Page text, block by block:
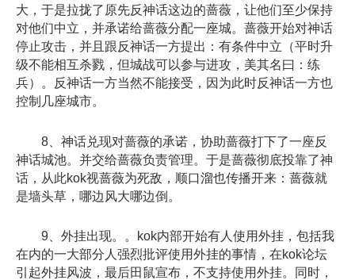
大，于是拉拢了原先反神话这边的蔷薇，让他们至少保持
对他们中立，并承诺给蔷薇分配一座城。蔷薇开始对神话
停止攻击，并且跟反神话一方提出：有条件中立（平时升
级不能相互杀戮，但城战可以参与进攻，美其名曰：练
兵）。反神话一方当然不能接受，因为此时反神话一方也
控制几座城市。
8、神话兑现对蔷薇的承诺，协助蔷薇打下了一座反
神话城池。并交给蔷薇负责管理。于是蔷薇彻底投靠了神
话，从此kok视蔷薇为死敌，顺口溜也传播开来：蔷薇就
是墙头草，哪边风大哪边倒。
9、外挂出现。。kok内部开始有人使用外挂，包括我
在内的一大部分人强烈批评使用外挂的事情，在kok论坛
引起外挂风波，最后田鼠宣布，不支持使用外挂。同时，